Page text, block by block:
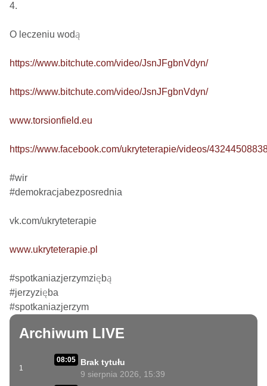
4.
O leczeniu wodą
https://www.bitchute.com/video/JsnJFgbnVdyn/
https://www.bitchute.com/video/JsnJFgbnVdyn/
www.torsionfield.eu
https://www.facebook.com/ukryteterapie/videos/
#wir
#demokracjabezposrednia
vk.com/ukryteterapie
www.ukryteterapie.pl
#spotkaniazjerzymziębą
#jerzyzięba
#spotkaniazjerzym
Archiwum LIVE
1
08:05
Brak tytułu
9 sierpnia 2026, 15:39